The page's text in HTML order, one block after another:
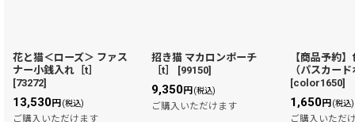
花と猫＜ローズ＞ ファス
ナー小銭入れ［t］
[73272]
13,530円 (税込)
ご購入いただけます
招き猫 マカロンポーチ
［t］
[99150]
9,350円 (税込)
ご購入いただけます
【商品予約
（パスカー
[color1650]
1,650円 (税込)
ご購入いただ